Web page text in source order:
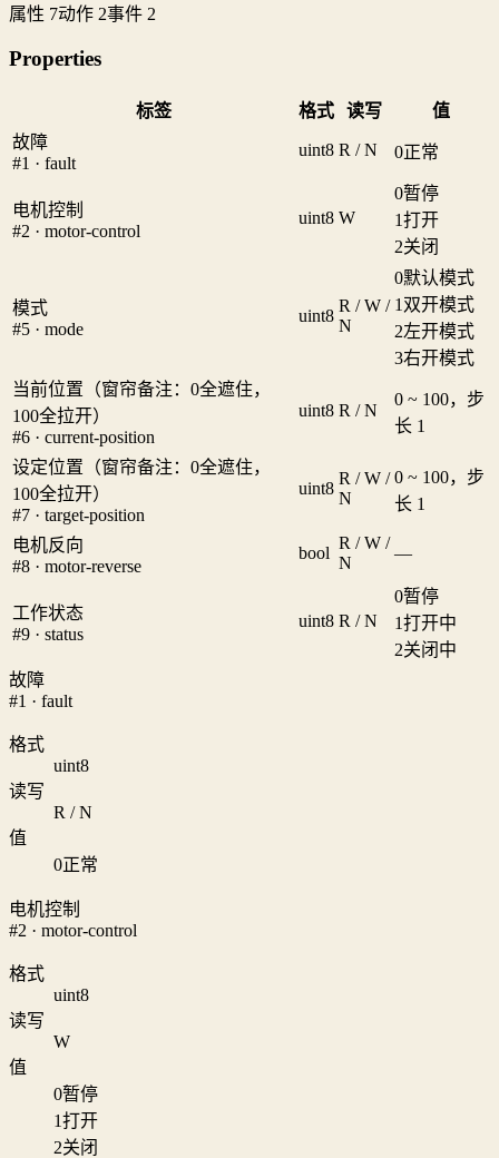
属性 7动作 2事件 2
Properties
标签 格式 读写
值
故障
#1 · fault
uint8 R / N 0正常
电机控制
#2 · motor-control
uint8 W
0暂停
1打开
2关闭
模式
#5 · mode
uint8
R / W /
N
0默认模式
1 双开模式
2左开模式
3右开模式
当前位置（窗帘备注：0全遮住，
100全拉开）
#6 · current-position
uint8 R / N
0 ~ 100，步
长 1
设定位置（窗帘备注：0全遮住，
100全拉开）
#7 · target-position
uint8
R / W /
N
0 ~ 100，步
长 1
电机反向
#8 · motor-reverse
bool
R / W /
N
—
工作状态
#9 · status
uint8 R / N
0暂停
1打开中
2关闭中
故障
#1 · fault
格式
uint8
读写
R / N
值
0正常
电机控制
#2 · motor-control
格式
uint8
读写
W
值
0暂停
1打开
2关闭